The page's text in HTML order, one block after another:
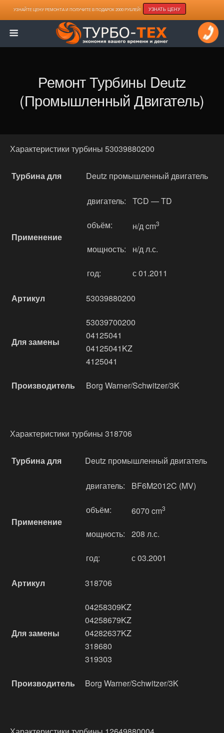
УЗНАЙТЕ ЦЕНУ РЕМОНТА И ПОЛУЧИТЕ В ПОДАРОК 2000 РУБЛЕЙ! УЗНАТЬ ЦЕНУ
Ремонт Турбины Deutz
(промышленный Двигатель)
Характеристики турбины 53039880200
Турбина для Deutz промышленный двигатель
Применение
двигатель: TCD — TD
объём: н/д cm3
мощность: н/д л.с.
год: с 01.2011
Артикул 53039880200
Для замены
53039700200
04125041
04125041KZ
4125041
Производитель Borg Warner/Schwitzer/3K
Характеристики турбины 318706
Турбина для Deutz промышленный двигатель
Применение
двигатель: BF6M2012C (MV)
объём: 6070 cm3
мощность: 208 л.с.
год: с 03.2001
Артикул 318706
Для замены
04258309KZ
04258679KZ
04282637KZ
318680
319303
Производитель Borg Warner/Schwitzer/3K